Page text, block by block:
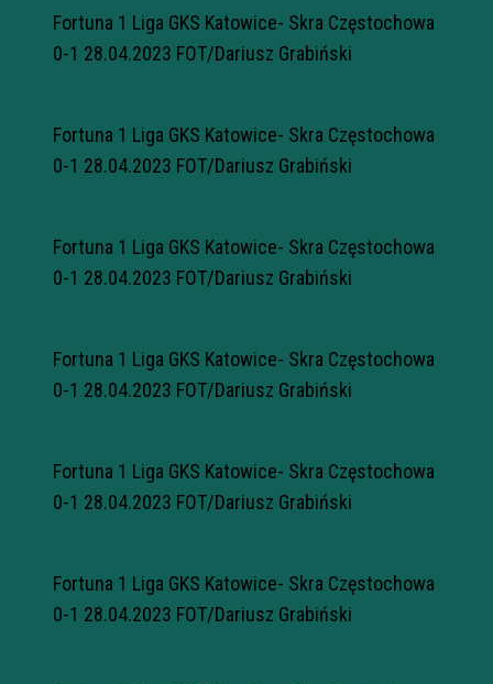
Fortuna 1 Liga GKS Katowice- Skra Częstochowa
0-1 28.04.2023 FOT/Dariusz Grabiński
Fortuna 1 Liga GKS Katowice- Skra Częstochowa
0-1 28.04.2023 FOT/Dariusz Grabiński
Fortuna 1 Liga GKS Katowice- Skra Częstochowa
0-1 28.04.2023 FOT/Dariusz Grabiński
Fortuna 1 Liga GKS Katowice- Skra Częstochowa
0-1 28.04.2023 FOT/Dariusz Grabiński
Fortuna 1 Liga GKS Katowice- Skra Częstochowa
0-1 28.04.2023 FOT/Dariusz Grabiński
Fortuna 1 Liga GKS Katowice- Skra Częstochowa
0-1 28.04.2023 FOT/Dariusz Grabiński